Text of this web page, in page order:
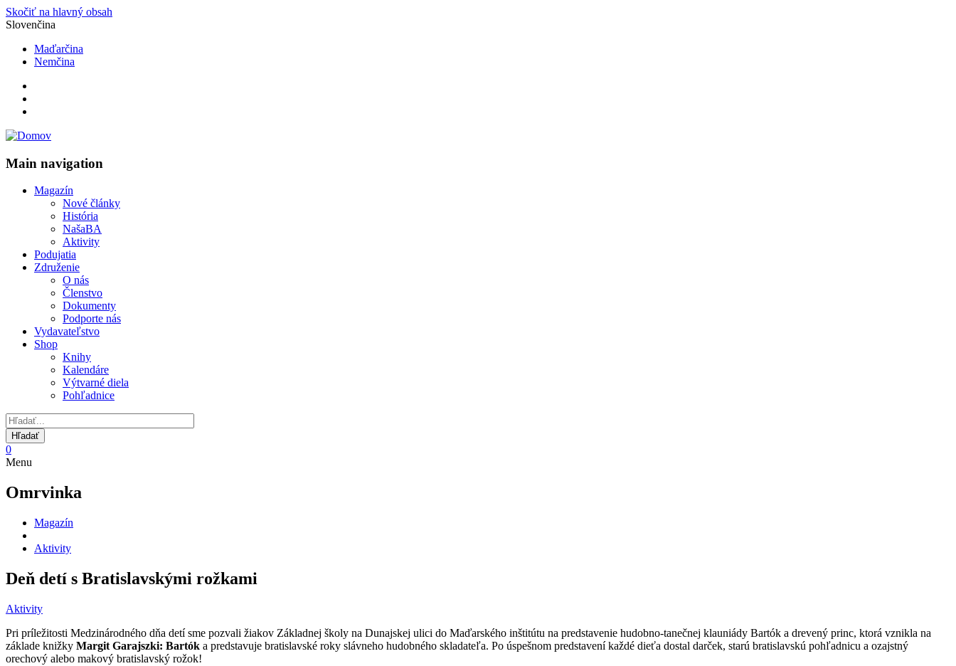
Skočiť na hlavný obsah
Slovenčina
Maďarčina
Nemčina
Main navigation
Magazín
Nové články
História
NašaBA
Aktivity
Podujatia
Združenie
O nás
Členstvo
Dokumenty
Podporte nás
Vydavateľstvo
Shop
Knihy
Kalendáre
Výtvarné diela
Pohľadnice
0
Menu
Omrvinka
Magazín
Aktivity
Deň detí s Bratislavskými rožkami
Aktivity
Pri príležitosti Medzinárodného dňa detí sme pozvali žiakov Základnej školy na Dunajskej ulici do Maďarského inštitútu na predstavenie hudobno-tanečnej klauniády Bartók a drevený princ, ktorá vznikla na
základe knižky Margit Garajszki: Bartók a predstavuje bratislavské roky slávneho hudobného skladateľa. Po úspešnom predstavení každé dieťa dostal darček, starú bratislavskú pohľadnicu a ozajstný
orechový alebo makový bratislavský rožok!